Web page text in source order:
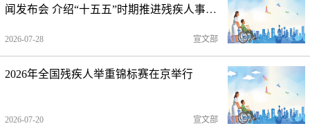
闻发布会 介绍“十五五”时期推进残疾人事业
2026-07-28 宣文部
2026年全国残疾人举重锦标赛在京举行
2026-07-20 宣文部